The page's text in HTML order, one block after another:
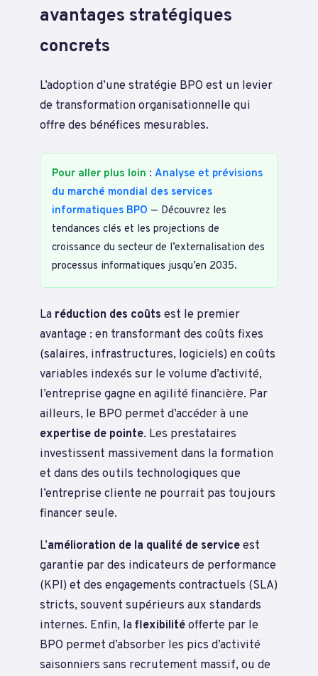
avantages stratégiques
concrets
L’adoption d’une stratégie BPO est un levier
de transformation organisationnelle qui
offre des bénéfices mesurables.
Pour aller plus loin : Analyse et prévisions
du marché mondial des services
informatiques BPO — Découvrez les
tendances clés et les projections de
croissance du secteur de l’externalisation des
processus informatiques jusqu’en 2035.
La réduction des coûts est le premier
avantage : en transformant des coûts fixes
(salaires, infrastructures, logiciels) en coûts
variables indexés sur le volume d’activité,
l’entreprise gagne en agilité financière. Par
ailleurs, le BPO permet d’accéder à une
expertise de pointe. Les prestataires
investissent massivement dans la formation
et dans des outils technologiques que
l’entreprise cliente ne pourrait pas toujours
financer seule.
L’amélioration de la qualité de serviceest
garantie par des indicateurs de performance
(KPI) et des engagements contractuels (SLA)
stricts, souvent supérieurs aux standards
internes. Enfin, laflexibilitéofferte par le
BPO permet d’absorber les pics d’activité
saisonniers sans recrutement massif, ou de